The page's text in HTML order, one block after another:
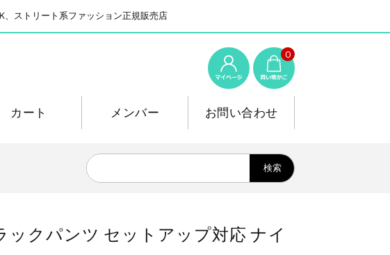
ストリート系ファッション正規販売店
0
カート メンバー お問い合わせ
ックパンツ セットアップ対応 ナイ